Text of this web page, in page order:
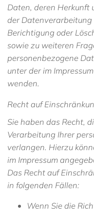
Daten, deren Herkunft
der Datenverarbeitung
Berichtigung oder
sowie zu weiteren
personenbezogene
unter der im
wenden.
Recht auf
Sie haben das Recht,
Verarbeitung Ihrer
verlangen. Hierzu
im Impressum
Das Recht auf
in folgenden Fällen:
Wenn Sie die